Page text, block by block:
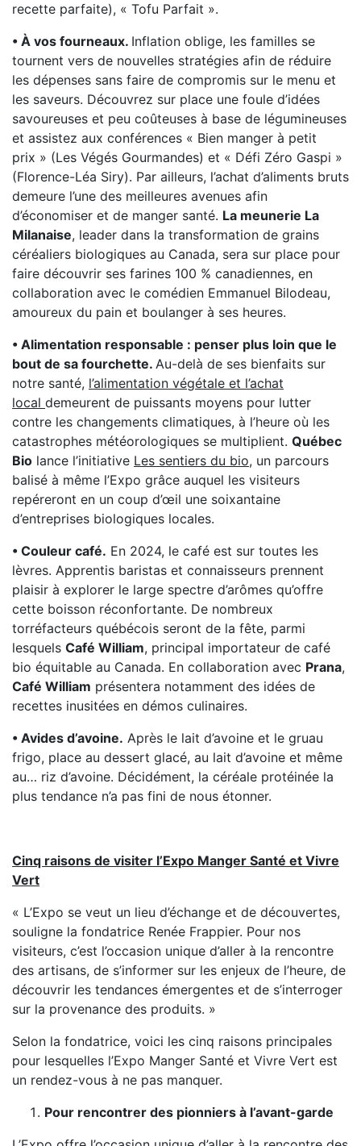
recette parfaite), « Tofu Parfait ».
• À vos fourneaux. Inflation oblige, les familles se
tournent vers de nouvelles stratégies afin de réduire
les dépenses sans faire de compromis sur le menu et
les saveurs. Découvrez sur place une foule d’idées
savoureuses et peu coûteuses à base de légumineuses
et assistez aux conférences « Bien manger à petit
prix » (Les Végés Gourmandes) et « Défi Zéro Gaspi »
(Florence-Léa Siry). Par ailleurs, l’achat d’aliments bruts
demeure l’une des meilleures avenues afin
d’économiser et de manger santé. La meunerie La
Milanaise, leader dans la transformation de grains
céréaliers biologiques au Canada, sera sur place pour
faire découvrir ses farines 100 % canadiennes, en
collaboration avec le comédien Emmanuel Bilodeau,
amoureux du pain et boulanger à ses heures.
• Alimentation responsable : penser plus loin que le
bout de sa fourchette. Au-delà de ses bienfaits sur
notre santé, l’alimentation végétale et l’achat
local demeurent de puissants moyens pour lutter
contre les changements climatiques, à l’heure où les
catastrophes météorologiques se multiplient. Québec
Bio lance l’initiative Les sentiers du bio, un parcours
balisé à même l’Expo grâce auquel les visiteurs
repéreront en un coup d’œil une soixantaine
d’entreprises biologiques locales.
• Couleur café. En 2024, le café est sur toutes les
lèvres. Apprentis baristas et connaisseurs prennent
plaisir à explorer le large spectre d’arômes qu’offre
cette boisson réconfortante. De nombreux
torréfacteurs québécois seront de la fête, parmi
lesquels Café William, principal importateur de café
bio équitable au Canada. En collaboration avec Prana,
Café William présentera notamment des idées de
recettes inusitées en démos culinaires.
• Avides d’avoine. Après le lait d’avoine et le gruau
frigo, place au dessert glacé, au lait d’avoine et même
au… riz d’avoine. Décidément, la céréale protéinée la
plus tendance n’a pas fini de nous étonner.
Cinq raisons de visiter l’Expo Manger Santé et Vivre
Vert
« L’Expo se veut un lieu d’échange et de découvertes,
souligne la fondatrice Renée Frappier. Pour nos
visiteurs, c’est l’occasion unique d’aller à la rencontre
des artisans, de s’informer sur les enjeux de l’heure, de
découvrir les tendances émergentes et de s’interroger
sur la provenance des produits. »
Selon la fondatrice, voici les cinq raisons principales
pour lesquelles l’Expo Manger Santé et Vivre Vert est
un rendez-vous à ne pas manquer.
Pour rencontrer des pionniers à l’avant-garde